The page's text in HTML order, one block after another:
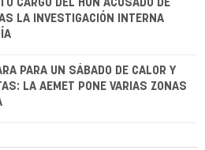
CARGO DEL HUN ACUSADO DE
LA INVESTIGACIÓN INTERNA
PARA UN SÁBADO DE CALOR Y
LA AEMET PONE VARIAS ZONAS